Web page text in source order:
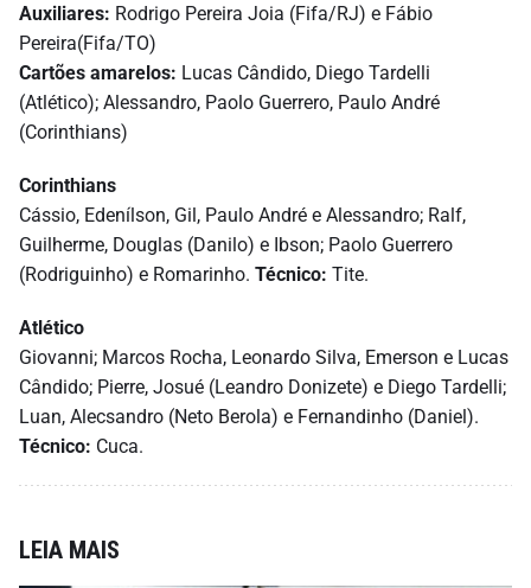
Auxiliares: Rodrigo Pereira Joia (Fifa/RJ) e Fábio
Pereira(Fifa/TO)
Cartões amarelos: Lucas Cândido, Diego Tardelli
(Atlético); Alessandro, Paolo Guerrero, Paulo André
(Corinthians)
Corinthians
Cássio, Edenílson, Gil, Paulo André e Alessandro; Ralf,
Guilherme, Douglas (Danilo) e Ibson; Paolo Guerrero
(Rodriguinho) e Romarinho. Técnico: Tite.
Atlético
Giovanni; Marcos Rocha, Leonardo Silva, Emerson e Lucas
Cândido; Pierre, Josué (Leandro Donizete) e Diego Tardelli;
Luan, Alecsandro (Neto Berola) e Fernandinho (Daniel).
Técnico: Cuca.
LEIA MAIS